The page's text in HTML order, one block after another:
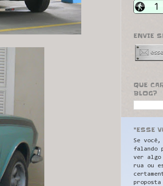
ENVIE
QUE
BLOG?
"ESSE
Se
falando
ver algo
rua ou